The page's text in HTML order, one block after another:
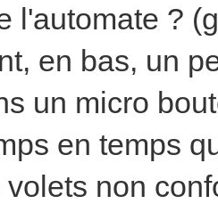
l'automate ?
en bas, un
un micro
en temps
non